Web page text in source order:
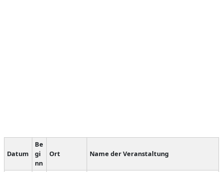
Datum
Be
gi
nn
Ort Name der Veranstaltung